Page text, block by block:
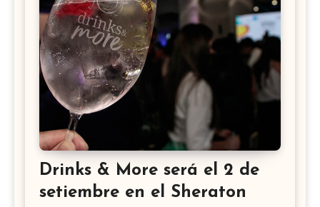
Drinks & More será el 2 de
setiembre en el Sheraton